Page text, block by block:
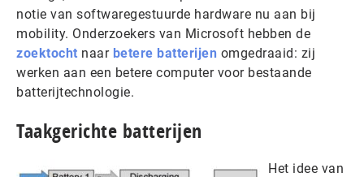
notie van softwaregestuurde hardware nu aan bij
mobility. Onderzoekers van Microsoft hebben de
zoektocht naar betere batterijen omgedraaid: zij
werken aan een betere computer voor bestaande
batterijtechnologie.
Taakgerichte batterijen
Het idee van